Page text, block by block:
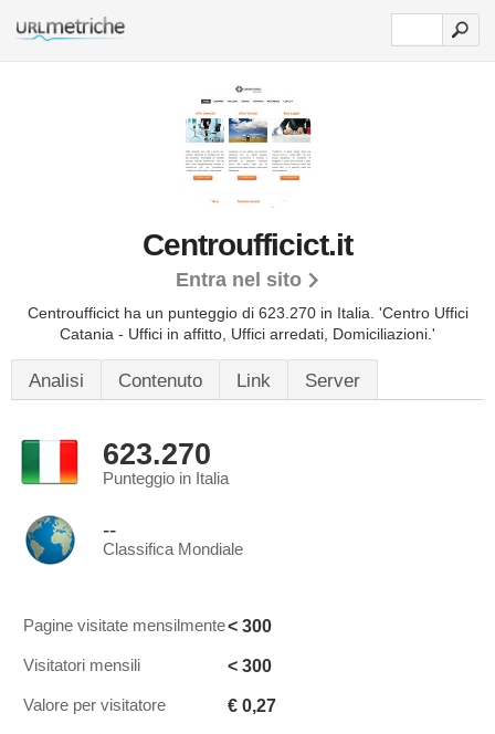
Centroufficict.it
Entra nel sito
Centroufficict ha un punteggio di 623.270 in Italia. 'Centro Uffici
Catania - Uffici in affitto, Uffici arredati, Domiciliazioni.'
Analisi Contenuto Link Server
623.270
Punteggio in Italia
--
Classifica Mondiale
Pagine visitate mensilmente< 300
Visitatori mensili < 300
Valore per visitatore € 0,27